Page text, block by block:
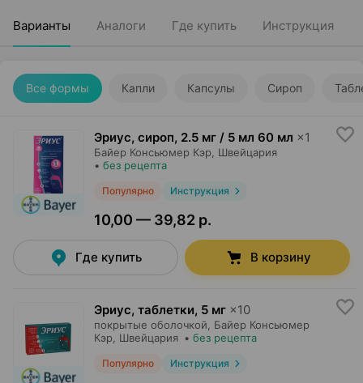
Варианты Аналоги Где купить Инструкция
Все формы Капли Капсулы Сироп
Эриус, сироп, 2.5 мг / 5 мл 60 мл ×1
Байер Консьюмер Кэр , Швейцария
• без рецепта
Популярно Инструкция
10,00 — 39,82 р.
Где купить В корзину
Эриус, таблетки, 5 мг ×10
покрытые оболочкой,
Байер Консьюмер
Кэр , Швейцария • без рецепта
Популярно Инструкция